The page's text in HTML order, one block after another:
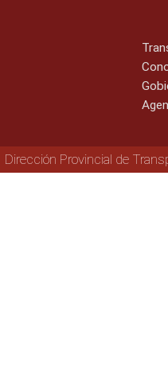
Dirección Provincial de